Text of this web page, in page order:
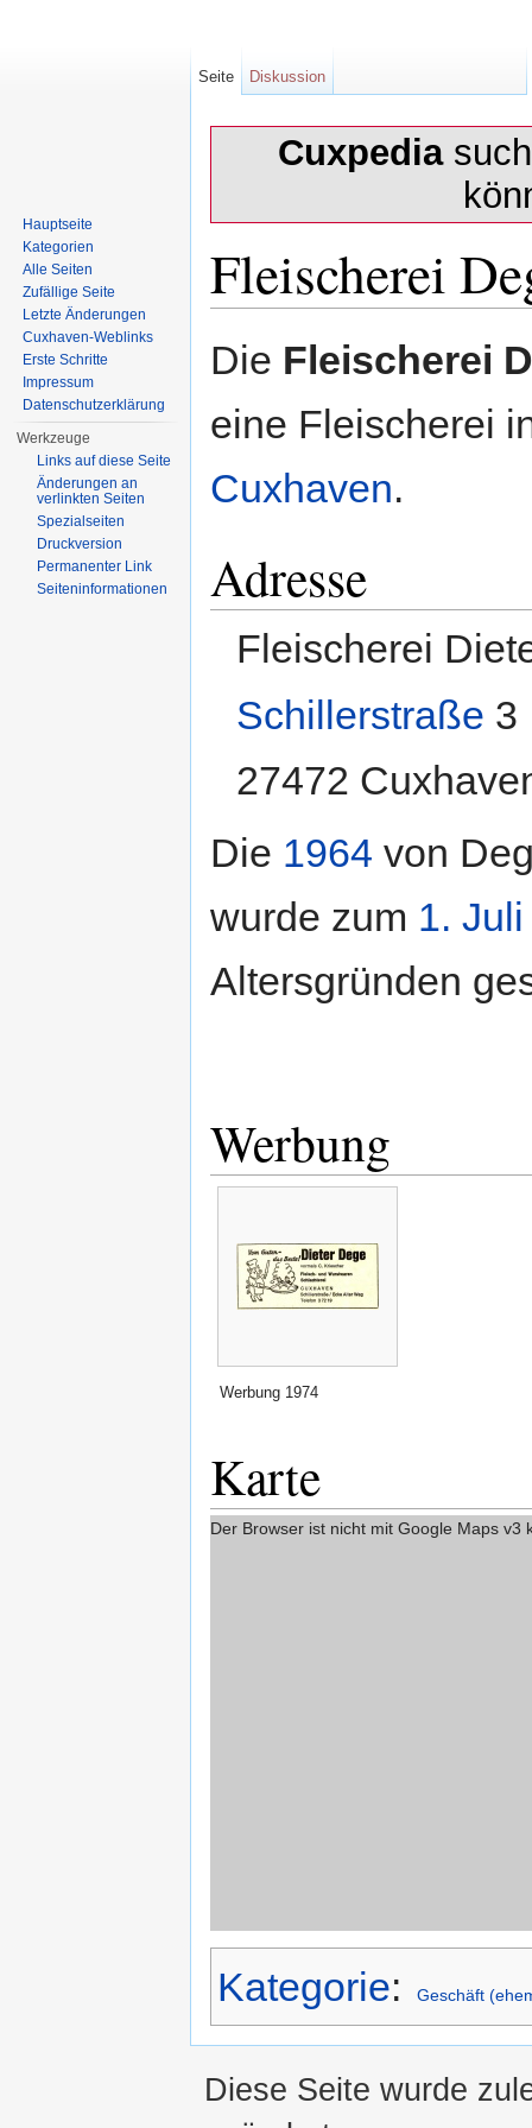
Cuxpedia
Fleischerei
Die Fleischerei
eine Fleischerei
Cuxhaven.
Adresse
Fleischerei
Schillerstraße 3
27472
Die 1964 von
wurde zum 1. Juli
Altersgründen
Werbung
Werbung 1974
Karte
Der Browser ist nicht mit Google Maps v3
Kategorie: Geschäft
Seite Diskussion
Hauptseite
Kategorien
Alle Seiten
Zufällige Seite
Letzte Änderungen
Cuxhaven-Weblinks
Erste Schritte
Impressum
Datenschutzerklärung
Werkzeuge
Links auf diese Seite
Änderungen an
verlinkten Seiten
Spezialseiten
Druckversion
Permanenter Link
Seiten­informationen
Diese Seite wurde